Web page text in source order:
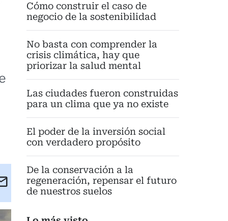
Cómo construir el caso de
negocio de la sostenibilidad
No basta con comprender la
crisis climática, hay que
priorizar la salud mental
Las ciudades fueron construidas
para un clima que ya no existe
El poder de la inversión social
con verdadero propósito
De la conservación a la
regeneración, repensar el futuro
de nuestros suelos
Email